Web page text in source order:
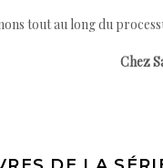
tout au long du
Chez